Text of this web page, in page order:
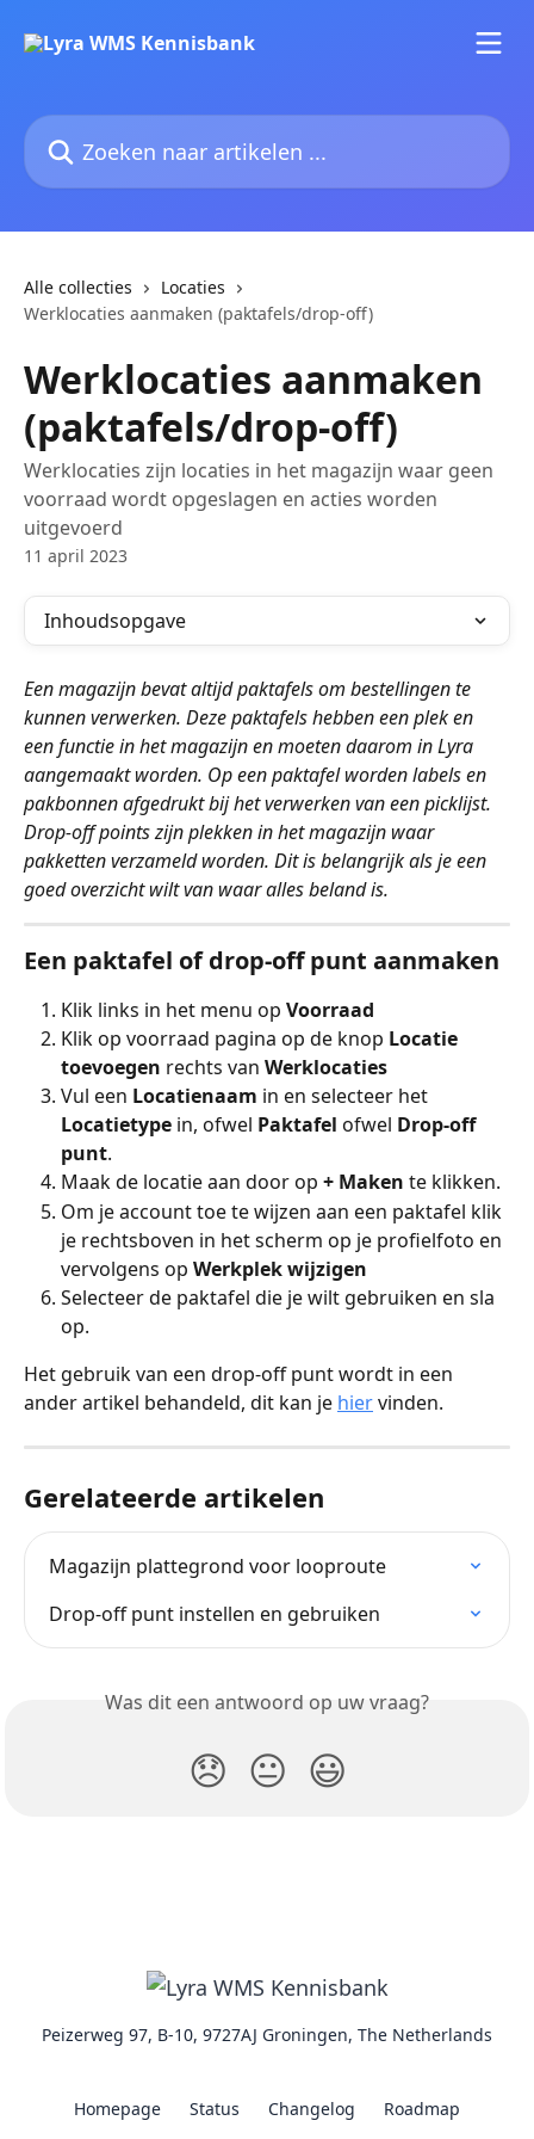
Zoeken naar artikelen ...
Alle collecties
Locaties
Werklocaties aanmaken (paktafels/drop-off)
Werklocaties aanmaken
(paktafels/drop-off)
Werklocaties zijn locaties in het magazijn waar geen
voorraad wordt opgeslagen en acties worden
uitgevoerd
11 april 2023
Inhoudsopgave
Een magazijn bevat altijd paktafels om bestellingen te
kunnen verwerken. Deze paktafels hebben een plek en
een functie in het magazijn en moeten daarom in Lyra
aangemaakt worden. Op een paktafel worden labels en
pakbonnen afgedrukt bij het verwerken van een picklijst.
Drop-off points zijn plekken in het magazijn waar
pakketten verzameld worden. Dit is belangrijk als je een
goed overzicht wilt van waar alles beland is.
Een paktafel of drop-off punt aanmaken
Klik links in het menu op Voorraad
Klik op voorraad pagina op de knop Locatie
toevoegen rechts van Werklocaties
Vul een Locatienaam in en selecteer het
Locatietype in, ofwel Paktafel ofwel Drop-off
punt.
Maak de locatie aan door op + Maken te klikken.
Om je account toe te wijzen aan een paktafel klik
je rechtsboven in het scherm op je profielfoto en
vervolgens op Werkplek wijzigen
Selecteer de paktafel die je wilt gebruiken en sla
op.
Het gebruik van een drop-off punt wordt in een
ander artikel behandeld, dit kan je hier vinden.
Gerelateerde artikelen
Magazijn plattegrond voor looproute
Drop-off punt instellen en gebruiken
Was dit een antwoord op uw vraag?
😞 😐 😃
Peizerweg 97, B-10, 9727AJ Groningen, The Netherlands
Homepage Status Changelog Roadmap